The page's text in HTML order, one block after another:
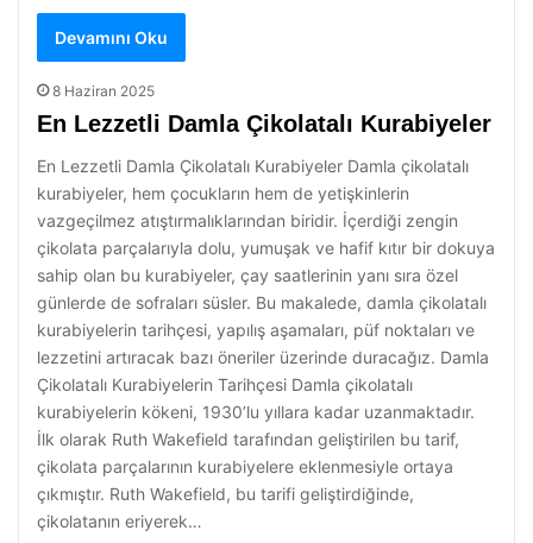
Devamını Oku
8 Haziran 2025
En Lezzetli Damla Çikolatalı Kurabiyeler
En Lezzetli Damla Çikolatalı Kurabiyeler Damla çikolatalı
kurabiyeler, hem çocukların hem de yetişkinlerin
vazgeçilmez atıştırmalıklarından biridir. İçerdiği zengin
çikolata parçalarıyla dolu, yumuşak ve hafif kıtır bir dokuya
sahip olan bu kurabiyeler, çay saatlerinin yanı sıra özel
günlerde de sofraları süsler. Bu makalede, damla çikolatalı
kurabiyelerin tarihçesi, yapılış aşamaları, püf noktaları ve
lezzetini artıracak bazı öneriler üzerinde duracağız. Damla
Çikolatalı Kurabiyelerin Tarihçesi Damla çikolatalı
kurabiyelerin kökeni, 1930’lu yıllara kadar uzanmaktadır.
İlk olarak Ruth Wakefield tarafından geliştirilen bu tarif,
çikolata parçalarının kurabiyelere eklenmesiyle ortaya
çıkmıştır. Ruth Wakefield, bu tarifi geliştirdiğinde,
çikolatanın eriyerek…